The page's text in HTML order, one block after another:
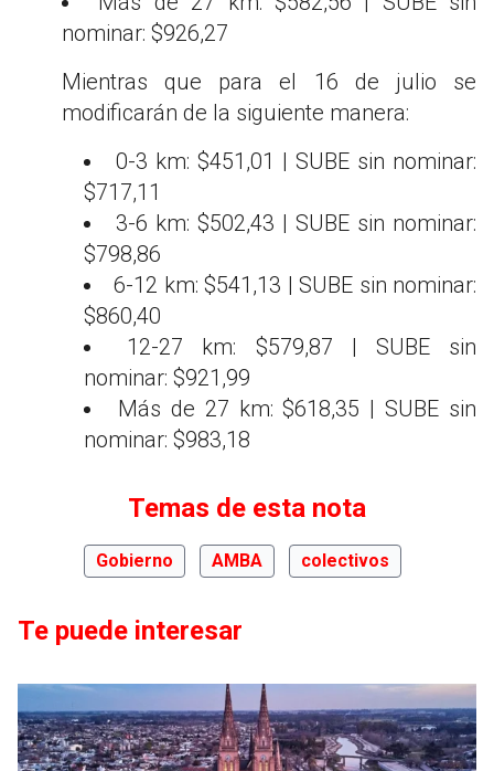
nominar: $926,27
Mientras que para el 16 de julio se
modificarán de la siguiente manera:
0-3 km: $451,01 | SUBE sin nominar:
$717,11
3-6 km: $502,43 | SUBE sin nominar:
$798,86
6-12 km: $541,13 | SUBE sin nominar:
$860,40
12-27 km: $579,87 | SUBE sin
nominar: $921,99
Más de 27 km: $618,35 | SUBE sin
nominar: $983,18
Temas de esta nota
Gobierno AMBA colectivos
Te puede interesar